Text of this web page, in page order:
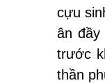
cựu
ân đầy
trước
thần